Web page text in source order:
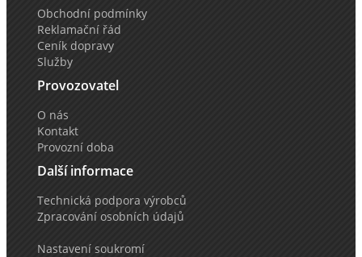
Obchodní podmínky
Reklamační řád
Ceník dopravy
Služby
Provozovatel
O nás
Kontakt
Provozní doba
Další informace
Technická podpora výrobců
Zpracování osobních údajů
Nastavení soukromí